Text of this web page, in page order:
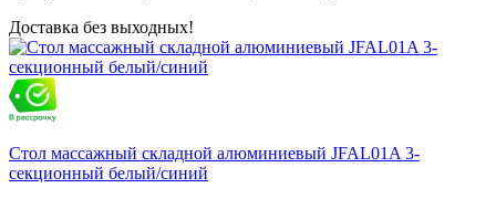
Доставка без выходных!
Стол массажный складной алюминиевый JFAL01A 3-
секционный белый/синий